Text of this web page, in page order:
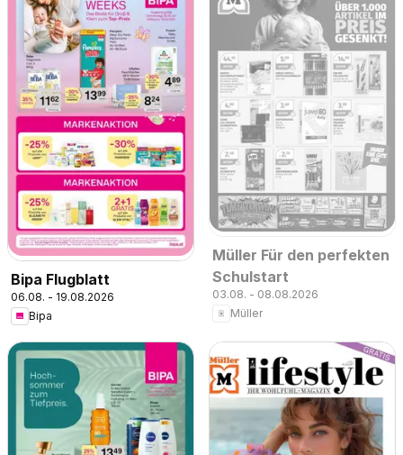
Bipa Flugblatt
06.08. - 19.08.2026
Bipa
Müller Für den perfekten
Schulstart
03.08. - 08.08.2026
Müller